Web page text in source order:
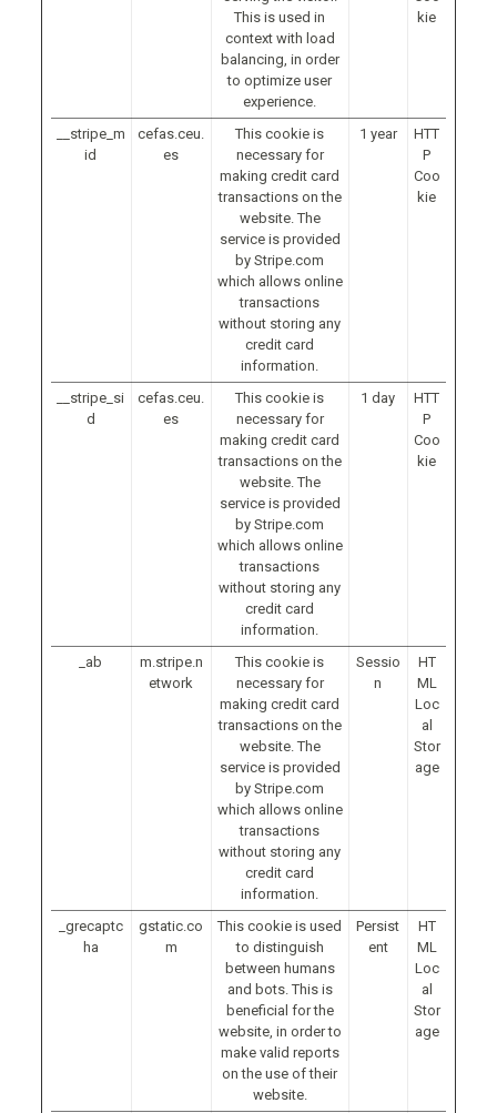
This is used in
context with load
balancing, in order
to optimize user
experience.
kie
__stripe_m
id
cefas.ceu.
es
This cookie is
necessary for
making credit card
transactions on the
website. The
service is provided
by Stripe.com
which allows online
transactions
without storing any
credit card
information.
1 year
HTT
P
Coo
kie
__stripe_si
d
cefas.ceu.
es
This cookie is
necessary for
making credit card
transactions on the
website. The
service is provided
by Stripe.com
which allows online
transactions
without storing any
credit card
information.
1 day
HTT
P
Coo
kie
_ab
m.stripe.n
etwork
This cookie is
necessary for
making credit card
transactions on the
website. The
service is provided
by Stripe.com
which allows online
transactions
without storing any
credit card
information.
Sessio
n
HT
ML
Loc
al
Stor
age
_grecaptc
ha
gstatic.co
m
This cookie is used
to distinguish
between humans
and bots. This is
beneficial for the
website, in order to
make valid reports
on the use of their
website.
Persist
ent
HT
ML
Loc
al
Stor
age